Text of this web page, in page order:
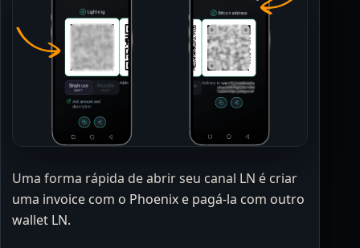
Uma forma rápida de abrir seu canal LN é criar
uma invoice com o Phoenix e pagá-la com outro
wallet LN.